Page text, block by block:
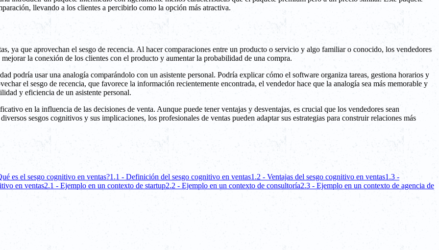
llevando a los clientes a percibirlo como la opción más atractiva.
ya que aprovechan el sesgo de recencia. Al hacer comparaciones entre un producto o servicio y algo familiar o conocido, los vendedores
la conexión de los clientes con el producto y aumentar la probabilidad de una compra.
podría usar una analogía comparándolo con un asistente personal. Podría explicar cómo el software organiza tareas, gestiona horarios y
el sesgo de recencia, que favorece la información recientemente encontrada, el vendedor hace que la analogía sea más memorable y
y eficiencia de un asistente personal.
en la influencia de las decisiones de venta. Aunque puede tener ventajas y desventajas, es crucial que los vendedores sean
sesgos cognitivos y sus implicaciones, los profesionales de ventas pueden adaptar sus estrategias para construir relaciones más
es el sesgo cognitivo en ventas?1.1 - Definición del sesgo cognitivo en ventas1.2 - Ventajas del sesgo cognitivo en ventas1.3 -
en ventas2.1 - Ejemplo en un contexto de startup2.2 - Ejemplo en un contexto de consultoría2.3 - Ejemplo en un contexto de agencia de